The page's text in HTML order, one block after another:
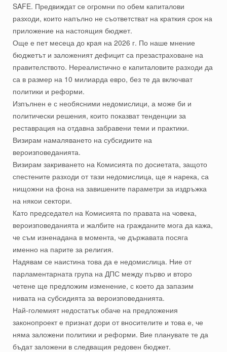
SAFE. Предвиждат се огромни по обем капиталови
разходи, които напълно не съответстват на краткия срок на
приложение на настоящия бюджет.
Още е пет месеца до края на 2026 г. По наше мнение
бюджетът и заложеният дефицит са презастраховане на
правителството. Нереалистично е капиталовите разходи да
са в размер на 10 милиарда евро, без те да включват
политики и реформи.
Изпълнен е с необясними недомислици, а може би и
политически решения, които показват тенденции за
реставрация на отдавна забравени теми и практики.
Визирам намаляването на субсидиите на
вероизповеданията.
Визирам закриването на Комисията по досиетата, защото
спестените разходи от тази недомислица, ще я нарека, са
нищожни на фона на завишените параметри за издръжка
на някои сектори.
Като председател на Комисията по правата на човека,
вероизповеданията и жалбите на гражданите мога да кажа,
че съм изненадана в момента, че държавата посяга
именно на парите за религия.
Надявам се наистина това да е недомислица. Ние от
парламентарната група на ДПС между първо и второ
четене ще предложим изменение, с което да запазим
нивата на субсидията за вероизповеданията.
Най-големият недостатък обаче на предложения
законопроект е признат дори от вносителите и това е, че
няма заложени политики и реформи. Вие планувате те да
бъдат заложени в следващия редовен бюджет.